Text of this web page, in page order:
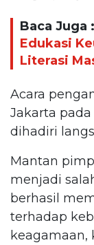
Baca Juga :
Edukasi
Literasi
Acara
Jakarta
dihadiri
Mantan
menjadi
berhasil
terhadap